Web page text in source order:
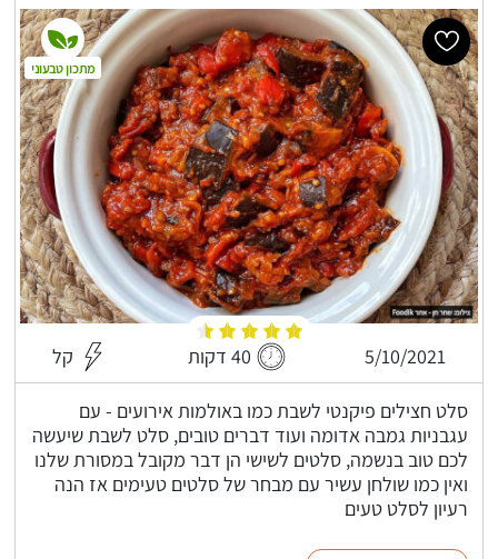
5/10/2021 40 דקות קל
סלט חצילים פיקנטי לשבת כמו באולמות אירועים - עם
עגבניות גמבה אדומה ועוד דברים טובים, סלט לשבת שיעשה
לכם טוב בנשמה, סלטים לשישי הן דבר מקובל במסורת שלנו
ואין כמו שולחן עשיר עם מבחר של סלטים טעימים אז הנה
רעיון לסלט טעים
מתכון טבעוני